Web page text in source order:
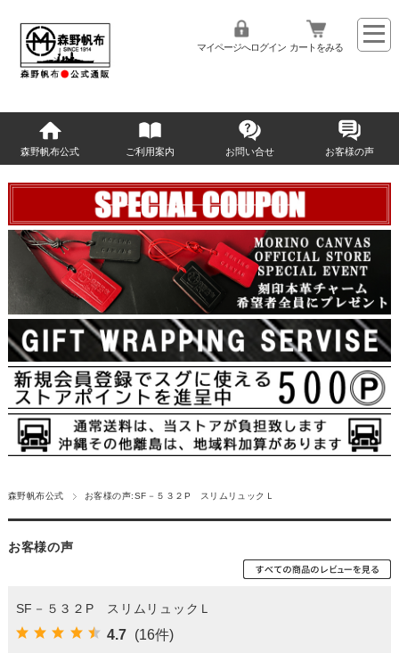
マイページへログイン カートをみる
森野帆布公式 ご利用案内 お問い合せ お客様の声
森野帆布公式 お客様の声:SF－５３２P スリムリュックＬ
お客様の声
SF－５３２P スリムリュックＬ
4.7 (16件)